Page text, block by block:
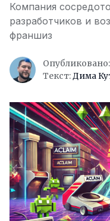
Компания
разработчиков и
франшиз
Текст:Дима